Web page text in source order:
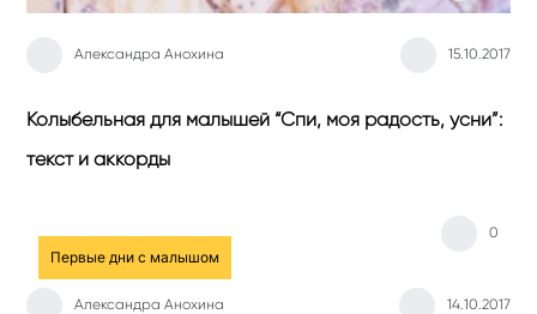
Александра Анохина 15.10.2017
Колыбельная для малышей “Спи, моя радость, усни”:
текст и аккорды
Первые дни с малышом
Александра Анохина 14.10.2017
0